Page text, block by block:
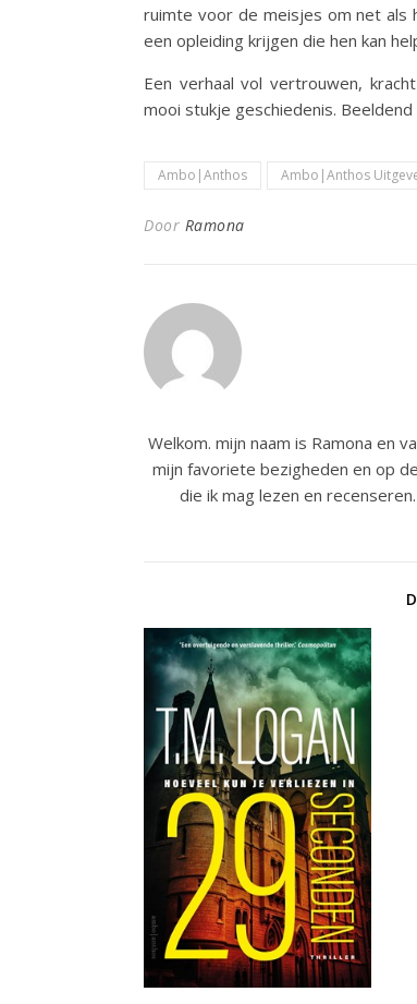
ruimte voor de meisjes om net als
een opleiding krijgen die hen kan
Een verhaal vol vertrouwen,
mooi stukje geschiedenis.
Ambo|Anthos Ambo|Anthos
Door Ramona
Welkom. mijn naam is Ramona en
mijn favoriete bezigheden en op
die ik mag lezen en